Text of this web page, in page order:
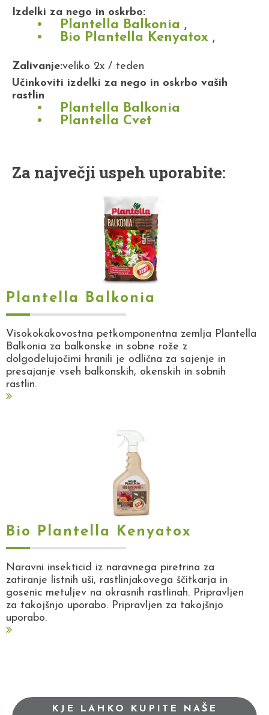
Izdelki za nego in oskrbo:
Plantella Balkonia ,
Bio Plantella Kenyatox ,
Zalivanje:veliko 2x / teden
Učinkoviti izdelki za nego in oskrbo vaših
rastlin
Plantella Balkonia
Plantella Cvet
Za največji uspeh uporabite:
Plantella Balkonia
Visokokakovostna petkomponentna zemlja Plantella
Balkonia za balkonske in sobne rože z
dolgodelujočimi hranili je odlična za sajenje in
presajanje vseh balkonskih, okenskih in sobnih
rastlin.
Bio Plantella Kenyatox
Naravni insekticid iz naravnega piretrina za
zatiranje listnih uši, rastlinjakovega ščitkarja in
gosenic metuljev na okrasnih rastlinah. Pripravljen
za takojšnjo uporabo. Pripravljen za takojšnjo
uporabo.
KJE LAHKO KUPITE NAŠE